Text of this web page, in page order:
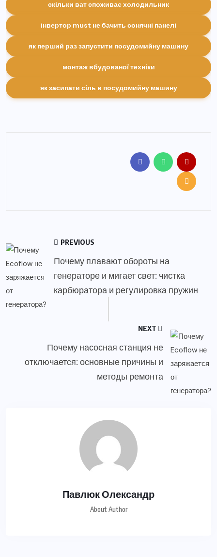
скільки ват споживає холодильник
інвертор must не бачить сонячні панелі
як перший раз запустити посудомийну машину
монтаж вбудованої техніки
як засипати сіль в посудомийну машину
PREVIOUS
Почему плавают обороты на
генераторе и мигает свет: чистка
карбюратора и регулировка пружин
NEXT
Почему насосная станция не
отключается: основные причины и
методы ремонта
Павлюк Олександр
About Author